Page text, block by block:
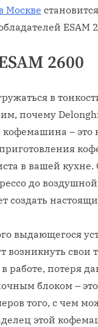
Москве
ESAM
2600
в
почему
– это
в вашей кухне.
до
создать
выдающегося
возникнуть свои
работе, потеря
блоком –
того, с чем
этой